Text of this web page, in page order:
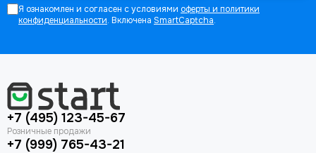
Я ознакомлен и согласен с условиями оферты и политики
конфиденциальности. Включена SmartCaptcha.
+7 (495) 123-45-67
+7 (999) 765-43-21